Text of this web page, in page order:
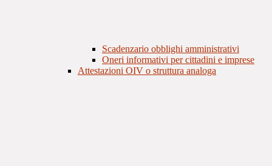
Scadenzario obblighi amministrativi
Oneri informativi per cittadini e imprese
Attestazioni OIV o struttura analoga